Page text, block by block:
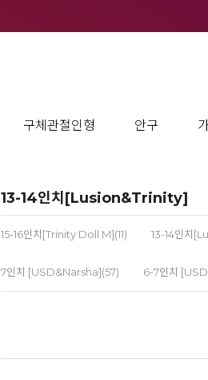
구체관절인형 안구
13-14인치[Lusion&Trinity]
15-16인치[Trinity Doll M](11) 13-14인치
7인치 [USD&Narsha](57) 6-7인치